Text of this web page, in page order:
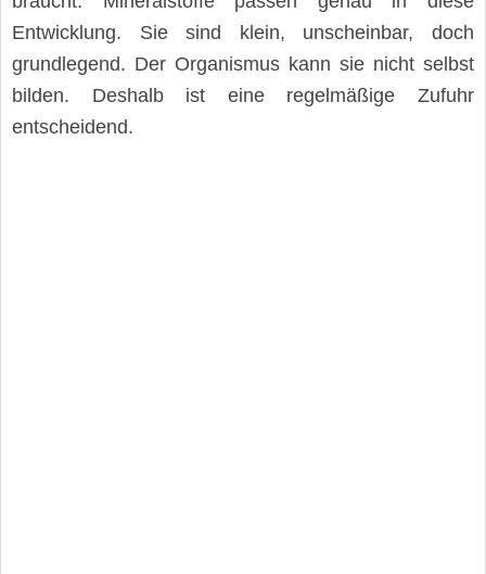
Entwicklung. Sie sind klein, unscheinbar, doch
grundlegend. Der Organismus kann sie nicht selbst
bilden. Deshalb ist eine regelmäßige Zufuhr
entscheidend.